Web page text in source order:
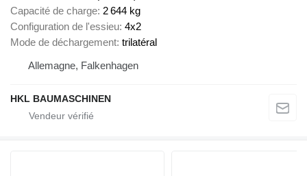
Capacité de charge 2 644 kg
Configuration de l'essieu 4x2
Mode de déchargement trilatéral
Allemagne, Falkenhagen
HKL BAUMASCHINEN